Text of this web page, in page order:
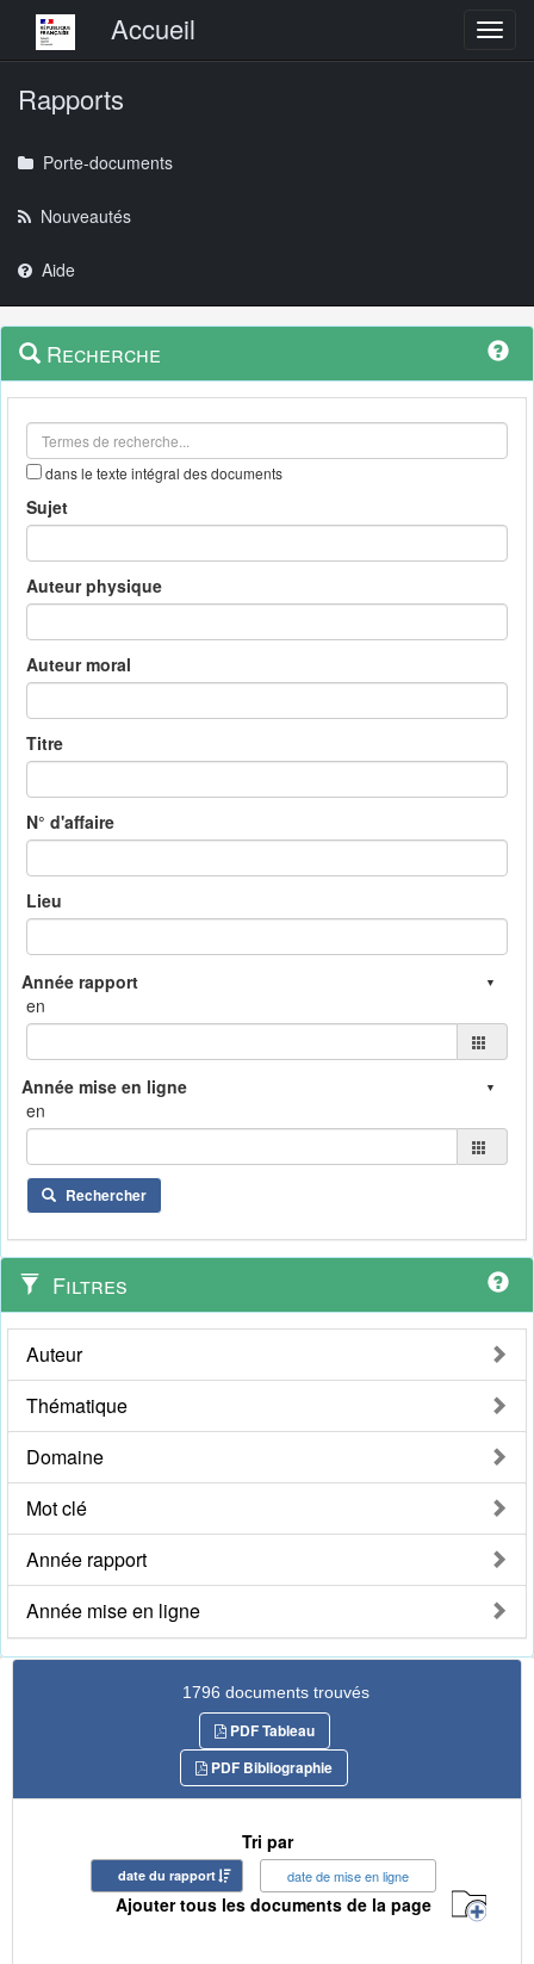
Menu principalAccueil
Rapports
Porte-documents
Nouveautés
Aide
Navigation
outils
Menu
contextuel
Recherche
dans le texte intégral des documents
Sujet
Auteur physique
Auteur moral
Titre
N° d'affaire
Lieu
en
en
Rechercher
Filtres
Auteur
Thématique
Domaine
Mot clé
Année rapport
Année mise en ligne
1796 documents trouvés
PDF Tableau
PDF Bibliographie
Tri par
date du rapport date de mise en ligne
Ajouter tous les documents de la page